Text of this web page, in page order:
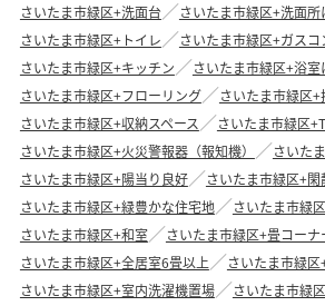
さいたま市緑区+洗面台
さいたま市緑区+洗面所
さいたま市緑区+トイレ
さいたま市緑区+ガスコ
さいたま市緑区+キッチン
さいたま市緑区+浴室
さいたま市緑区+フローリング
さいたま市緑区+
さいたま市緑区+収納スペース
さいたま市緑区
さいたま市緑区+火災警報器（報知機）
さいた
さいたま市緑区+陽当り良好
さいたま市緑区+
さいたま市緑区+緑豊かな住宅地
さいたま市緑
さいたま市緑区+和室
さいたま市緑区+畳コーナ
さいたま市緑区+全居室6畳以上
さいたま市緑区
さいたま市緑区+室内洗濯機置場
さいたま市緑